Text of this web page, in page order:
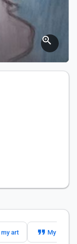
zoom_in
art format_quote My slogan